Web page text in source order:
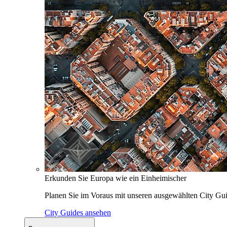
Erkunden Sie Europa wie ein Einheimischer
Planen Sie im Voraus mit unseren ausgewählten City
City Guides ansehen